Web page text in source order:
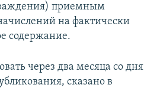
приемным
на фактически
содержание.
через два месяца со дня
сказано в